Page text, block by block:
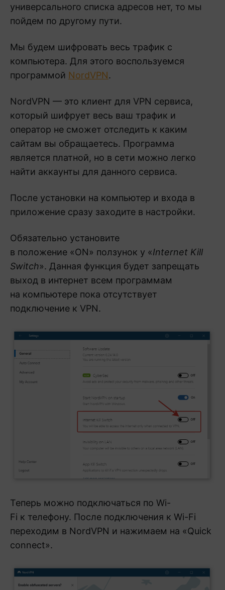
универсального списка адресов нет, то мы
пойдем по другому пути.
Мы будем шифровать весь трафик с
компьютера. Для этого воспользуемся
программой NordVPN.
NordVPN — это клиент для VPN сервиса,
который шифрует весь ваш трафик и
оператор не сможет отследить к каким
сайтам вы обращаетесь. Программа
является платной, но в сети можно легко
найти аккаунты для данного сервиса.
После установки на компьютер и входа в
приложение сразу заходите в настройки.
Обязательно установите
в положение «ON» ползунок у «Internet Kill
Switch». Данная функция будет запрещать
выход в интернет всем программам
на компьютере пока отсутствует
подключение к VPN.
Теперь можно подключаться по Wi-
Fi к телефону. После подключения к Wi-Fi
переходим в NordVPN и нажимаем на «Quick
connect».